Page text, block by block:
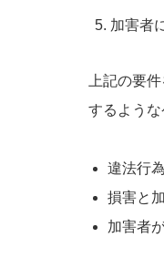
加害者
上記の要
するような
違法行
損害と
加害者